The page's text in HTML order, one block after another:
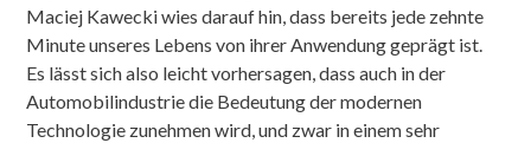
Maciej Kawecki wies darauf hin, dass bereits jede zehnte
Minute unseres Lebens von ihrer Anwendung geprägt ist.
Es lässt sich also leicht vorhersagen, dass auch in der
Automobilindustrie die Bedeutung der modernen
Technologie zunehmen wird, und zwar in einem sehr